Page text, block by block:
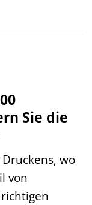
Sie die
wo
von